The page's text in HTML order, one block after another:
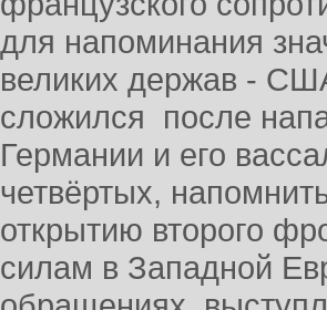
для напоминания
великих держав -
сложился после
Германии и его
четвёртых,
открытию второго
силам в Западной